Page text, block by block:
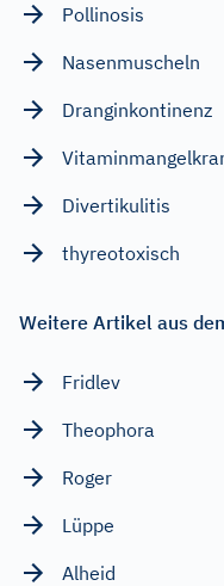
Pollinosis
Nasenmuscheln
Dranginkontinenz
Divertikulitis
thyreotoxisch
Weitere Artikel aus
Fridlev
Theophora
Roger
Lüppe
Alheid